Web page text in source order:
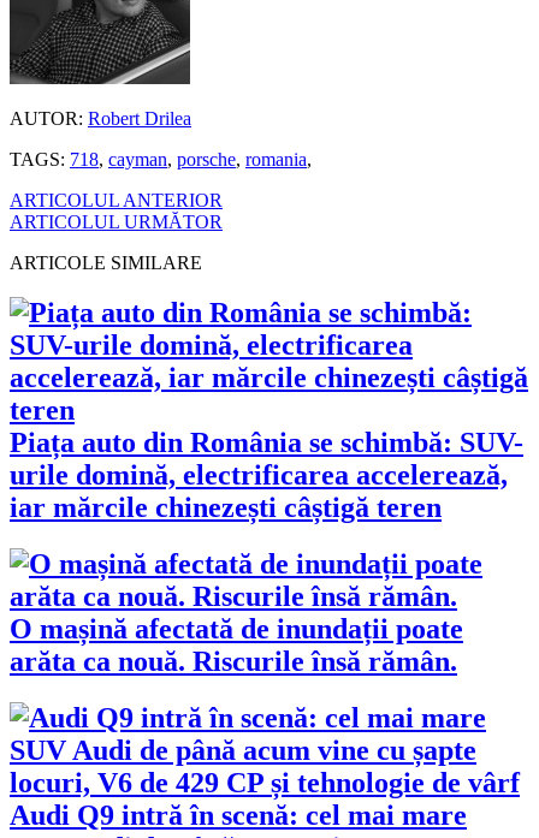
AUTOR: Robert Drilea
TAGS: 718, cayman, porsche, romania,
ARTICOLUL ANTERIOR
ARTICOLUL URMĂTOR
ARTICOLE SIMILARE
Piața auto din România se schimbă: SUV-
urile domină, electrificarea accelerează,
iar mărcile chinezești câștigă teren
O mașină afectată de inundații poate
arăta ca nouă. Riscurile însă rămân.
Audi Q9 intră în scenă: cel mai mare